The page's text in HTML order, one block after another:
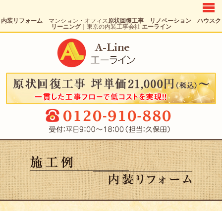
内装リフォーム
原状回復工事
リノベーション
施工の流れ
施工例
価 格
会社案内
お問い合わせ
内装リフォーム マンション・オフィス原状回復工事 リノベーション ハウスク
リーニング｜東京の内装工事会社 エーライン